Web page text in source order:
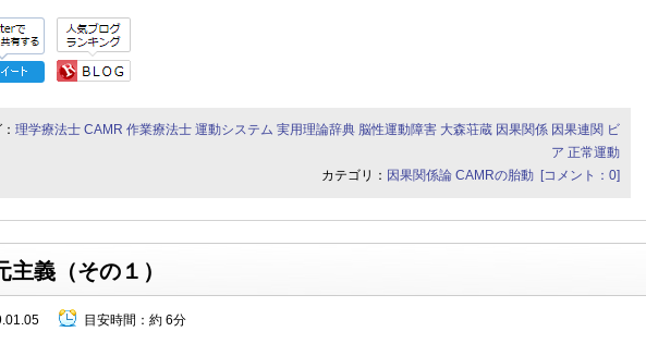
理学療法士 CAMR 作業療法士 運動システム 実用理論辞典 脳性運動障害 大森荘蔵 因果関係 因果連関 ビ
ア 正常運動
カテゴリ： 因果関係論 CAMRの胎動 [コメント：0]
主義（その１）
目安時間： 約 6分